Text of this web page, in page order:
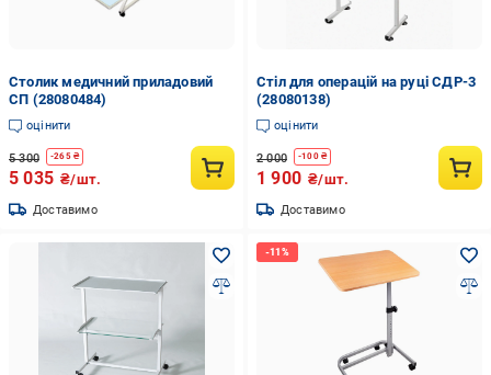
Столик медичний приладовий
СП (28080484)
оцінити
5 300 -265₴
5 035 ₴/шт.
Доставимо
Стіл для операцій на руці СДР-3
(28080138)
оцінити
2 000 -100₴
1 900 ₴/шт.
Доставимо